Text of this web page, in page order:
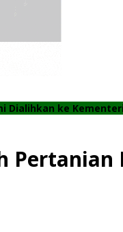
Dialihkan ke